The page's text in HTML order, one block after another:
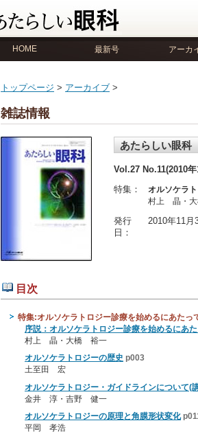
HOME 最新号 アーカ
トップページ > アーカイブ >
雑誌情報
あたらしい眼科
Vol.27 No.11(2010
特集：
オルソケラ
村上 晶・
発行
日：
2010年11月
目次
特集:オルソケラトロジー診療を始めるにあたっ
序説：オルソケラトロジー診療を始めるにあ
村上 晶・大橋 裕一
オルソケラトロジーの歴史 p003
土至田 宏
オルソケラトロジー・ガイドラインについて(
金井 淳・吉野 健一
オルソケラトロジーの原理と角膜形状変化
平岡 孝浩